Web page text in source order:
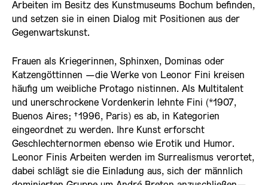
Arbeiten im Besitz des Kunstmuseums Bochum befinden,
und setzen sie in einen Dialog mit Positionen aus der
Gegenwartskunst.
Frauen als Kriegerinnen, Sphinxen, Dominas oder
Katzengöttinnen —die Werke von Leonor Fini kreisen
häufig um weibliche Protago­ nistinnen. Als Multitalent
und unerschrockene Vordenkerin lehnte Fini (*1907,
Buenos Aires; †1996, Paris) es ab, in Kategorien
eingeordnet zu werden. Ihre Kunst erforscht
Geschlechternormen ebenso wie Erotik und Humor.
Leonor Finis Arbeiten werden im Surrealismus verortet,
dabei schlägt sie die Einladung aus, sich der männlich